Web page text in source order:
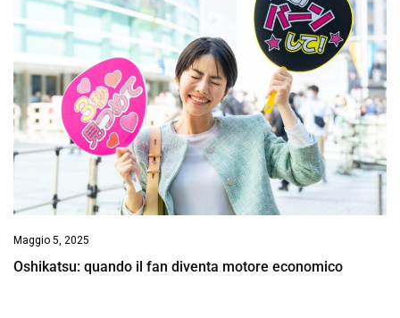
Maggio 5, 2025
Oshikatsu: quando il fan diventa motore economico